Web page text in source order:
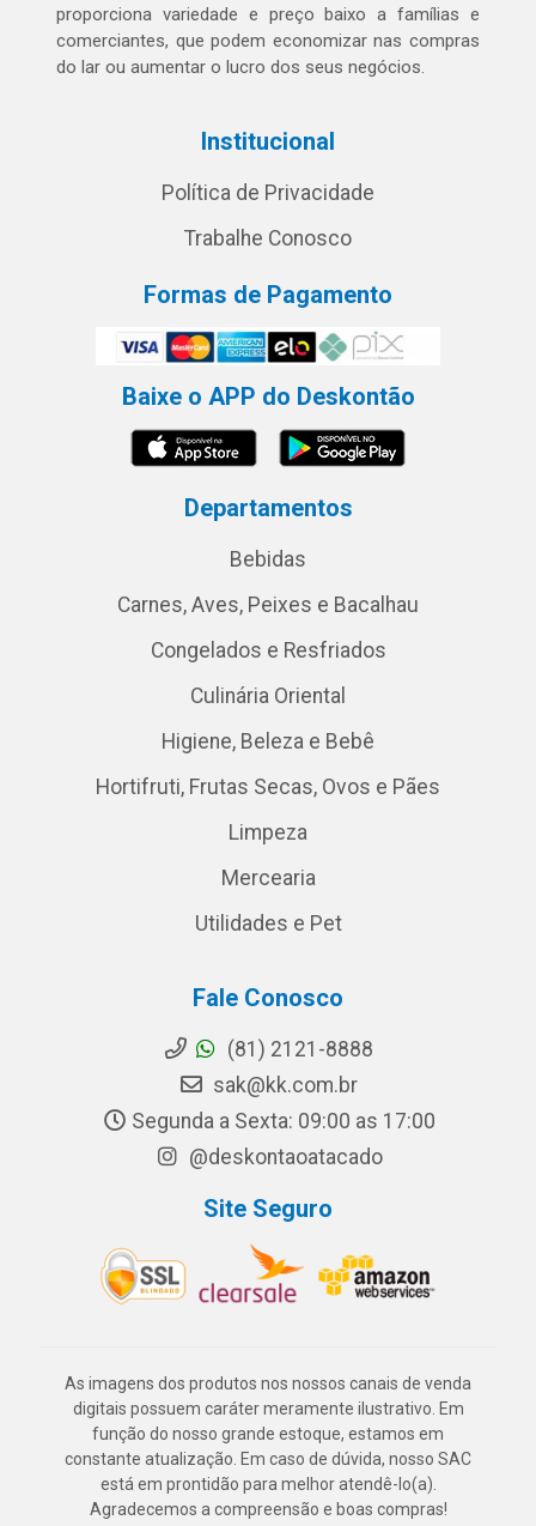
proporciona variedade e preço baixo a famílias e
comerciantes, que podem economizar nas compras
do lar ou aumentar o lucro dos seus negócios.
Institucional
Política de Privacidade
Trabalhe Conosco
Formas de Pagamento
Baixe o APP do Deskontão
Departamentos
Bebidas
Carnes, Aves, Peixes e Bacalhau
Congelados e Resfriados
Culinária Oriental
Higiene, Beleza e Bebê
Hortifruti, Frutas Secas, Ovos e Pães
Limpeza
Mercearia
Utilidades e Pet
Fale Conosco
(81) 2121-8888
sak@kk.com.br
Segunda a Sexta: 09:00 as 17:00
@deskontaoatacado
Site Seguro
As imagens dos produtos nos nossos canais de venda
digitais possuem caráter meramente ilustrativo. Em
função do nosso grande estoque, estamos em
constante atualização. Em caso de dúvida, nosso SAC
está em prontidão para melhor atendê-lo(a).
Agradecemos a compreensão e boas compras!